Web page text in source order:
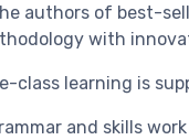
authors of best-
with
class learning is
and skills